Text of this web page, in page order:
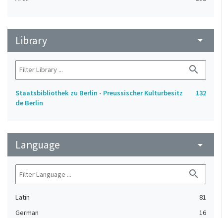
Library arrow_drop_down
search
Staatsbibliothek zu Berlin - Preussischer Kulturbesitz
de Berlin
132
Language arrow_drop_down
search
Latin
81
German
16